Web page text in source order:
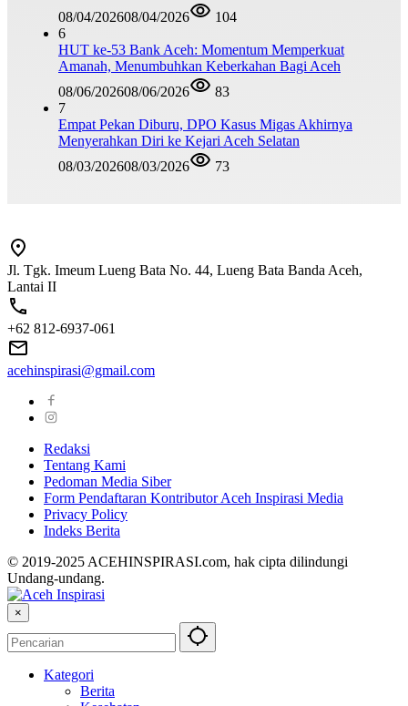
08/04/202608/04/2026
104
6
HUT ke-53 Bank Aceh: Momentum Memperkuat
Amanah, Menumbuhkan Keberkahan Bagi Aceh
08/06/202608/06/2026
83
7
Empat Pekan Diburu, DPO Kasus Migas Akhirnya
Menyerahkan Diri ke Kejari Aceh Selatan
08/03/202608/03/2026 73
Jl. Tgk. Imeum Lueng Bata No. 44, Lueng Bata Banda Aceh,
Lantai II
+62 812-6937-061
acehinspirasi@gmail.com
Redaksi
Tentang Kami
Pedoman Media Siber
Form Pendaftaran Kontributor Aceh Inspirasi Media
Privacy Policy
Indeks Berita
© 2019-2025 ACEHINSPIRASI.com, hak cipta dilindungi
Undang-undang.
×
Kategori
Berita